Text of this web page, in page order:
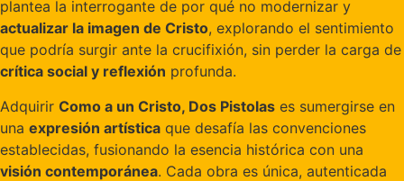
plantea la interrogante de por qué no modernizar y
actualizar la imagen de Cristo, explorando el sentimiento
que podría surgir ante la crucifixión, sin perder la carga de
crítica social y reflexión profunda.
Adquirir Como a un Cristo, Dos Pistolas es sumergirse en
una expresión artística que desafía las convenciones
establecidas, fusionando la esencia histórica con una
visión contemporánea. Cada obra es única, autenticada